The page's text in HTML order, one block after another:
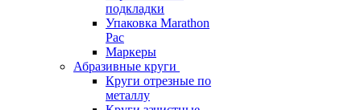
подкладки
Упаковка Marathon
Pac
Маркеры
Абразивные круги
Круги отрезные по
металлу